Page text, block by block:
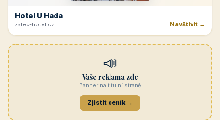
Hotel U Hada
zatec-hotel.cz Navštívit →
📣
Vaše reklama zde
Banner na titulní straně
Zjistit ceník →